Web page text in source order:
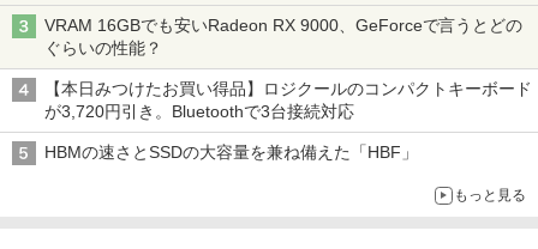
VRAM 16GBでも安いRadeon RX 9000、GeForceで言うとどの
ぐらいの性能？
【本日みつけたお買い得品】ロジクールのコンパクトキーボード
が3,720円引き。Bluetoothで3台接続対応
HBMの速さとSSDの大容量を兼ね備えた「HBF」
もっと見る